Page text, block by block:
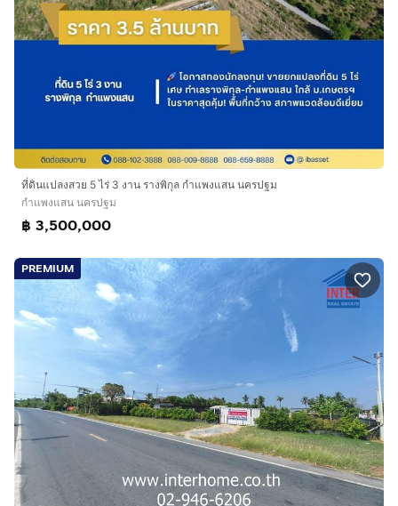
ที่ดินแปลงสวย 5 ไร่ 3 งาน รางพิกุล กำแพงแสน นครปฐม
กำแพงแสน นครปฐม
฿ 3,500,000
PREMIUM